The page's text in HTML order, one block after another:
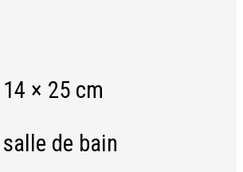
14 × 25 cm
salle de bain